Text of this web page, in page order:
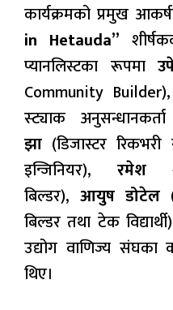
कार्यक्रमको प्रमुख
in Hetauda”
प्यानलिस्टका रूपमा
Community Builder),
स्ट्याक
झा (डिजास्टर
इन्जिनियर), रमेश
बिल्डर), आयुष डोटेल
बिल्डर तथा टेक
उद्योग वाणिज्य संघका
थिए।